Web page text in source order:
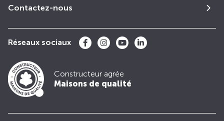
Contactez-nous
Réseaux sociaux
Constructeur agrée
Maisons de qualité